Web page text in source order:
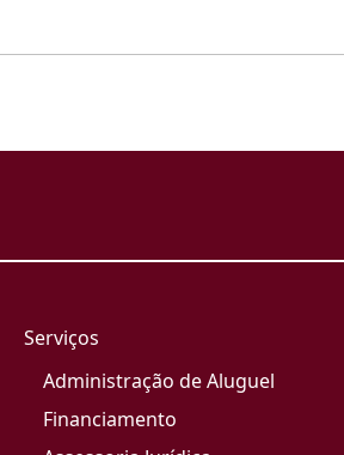
Serviços
Administração de Aluguel
Financiamento